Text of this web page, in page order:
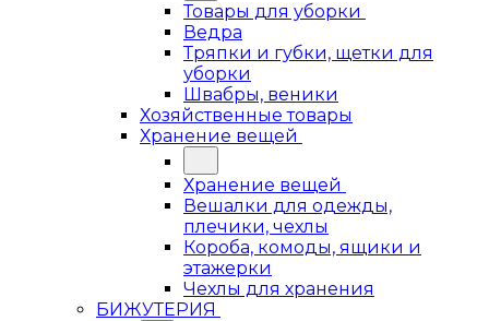
Товары для уборки
Ведра
Тряпки и губки, щетки для
уборки
Швабры, веники
Хозяйственные товары
Хранение вещей
Хранение вещей
Вешалки для одежды,
плечики, чехлы
Короба, комоды, ящики и
этажерки
Чехлы для хранения
БИЖУТЕРИЯ